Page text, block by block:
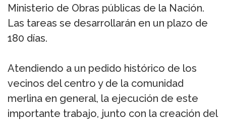
Ministerio de Obras públicas de la Nación.
Las tareas se desarrollarán en un plazo de
180 días.
Atendiendo a un pedido histórico de los
vecinos del centro y de la comunidad
merlina en general, la ejecución de este
importante trabajo, junto con la creación del